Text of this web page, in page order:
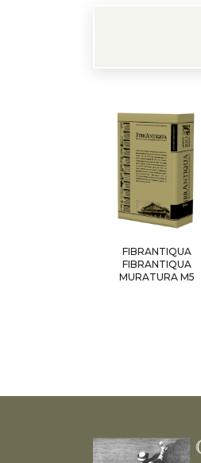
FIBRANTIQUA
FIBRANTIQUA
MURATURA M5